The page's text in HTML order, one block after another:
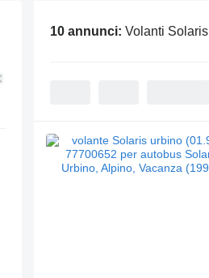
10 annunci: Volanti